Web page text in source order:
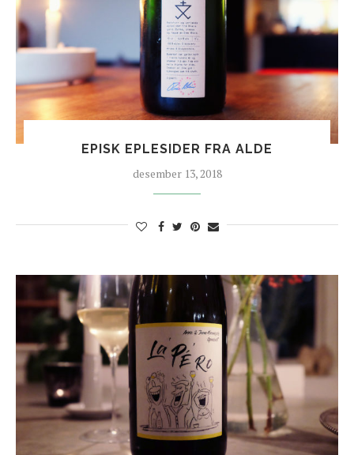
EPISK EPLESIDER FRA ALDE
desember 13, 2018